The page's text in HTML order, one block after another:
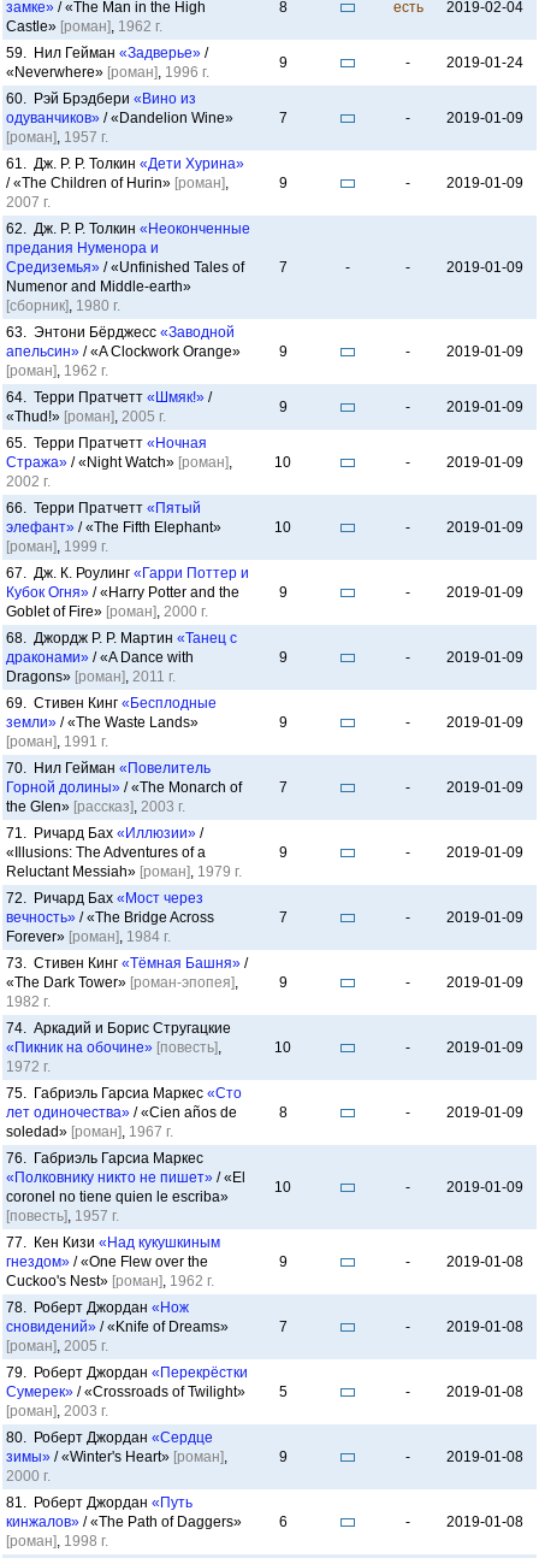
замке» / «The Man in the High
Castle» [роман], 1962 г.
8 есть 2019-02-04
59. Нил Гейман «Задверье» /
«Neverwhere» [роман], 1996 г.
9 - 2019-01-24
60. Рэй Брэдбери «Вино из
одуванчиков» / «Dandelion Wine»
[роман], 1957 г.
7 - 2019-01-09
61. Дж. Р. Р. Толкин «Дети Хурина»
/ «The Children of Hurin» [роман],
2007 г.
9 - 2019-01-09
62. Дж. Р. Р. Толкин «Неоконченные
предания Нуменора и
Средиземья» / «Unfinished Tales of
Numenor and Middle-earth»
[сборник], 1980 г.
7 - - 2019-01-09
63. Энтони Бёрджесс «Заводной
апельсин» / «A Clockwork Orange»
[роман], 1962 г.
9 - 2019-01-09
64. Терри Пратчетт «Шмяк!» /
«Thud!» [роман], 2005 г.
9 - 2019-01-09
65. Терри Пратчетт «Ночная
Стража» / «Night Watch» [роман],
2002 г.
10 - 2019-01-09
66. Терри Пратчетт «Пятый
элефант» / «The Fifth Elephant»
[роман], 1999 г.
10 - 2019-01-09
67. Дж. К. Роулинг «Гарри Поттер и
Кубок Огня» / «Harry Potter and the
Goblet of Fire» [роман], 2000 г.
9 - 2019-01-09
68. Джордж Р. Р. Мартин «Танец с
драконами» / «A Dance with
Dragons» [роман], 2011 г.
9 - 2019-01-09
69. Стивен Кинг «Бесплодные
земли» / «The Waste Lands»
[роман], 1991 г.
9 - 2019-01-09
70. Нил Гейман «Повелитель
Горной долины» / «The Monarch of
the Glen» [рассказ], 2003 г.
7 - 2019-01-09
71. Ричард Бах «Иллюзии» /
«Illusions: The Adventures of a
Reluctant Messiah» [роман], 1979 г.
9 - 2019-01-09
72. Ричард Бах «Мост через
вечность» / «The Bridge Across
Forever» [роман], 1984 г.
7 - 2019-01-09
73. Стивен Кинг «Тёмная Башня» /
«The Dark Tower» [роман-эпопея],
1982 г.
9 - 2019-01-09
74. Аркадий и Борис Стругацкие
«Пикник на обочине» [повесть],
1972 г.
10 - 2019-01-09
75. Габриэль Гарсиа Маркес «Сто
лет одиночества» / «Cien años de
soledad» [роман], 1967 г.
8 - 2019-01-09
76. Габриэль Гарсиа Маркес
«Полковнику никто не пишет» / «El
coronel no tiene quien le escriba»
[повесть], 1957 г.
10 - 2019-01-09
77. Кен Кизи «Над кукушкиным
гнездом» / «One Flew over the
Cuckoo's Nest» [роман], 1962 г.
9 - 2019-01-08
78. Роберт Джордан «Нож
сновидений» / «Knife of Dreams»
[роман], 2005 г.
7 - 2019-01-08
79. Роберт Джордан «Перекрёстки
Сумерек» / «Crossroads of Twilight»
[роман], 2003 г.
5 - 2019-01-08
80. Роберт Джордан «Сердце
зимы» / «Winter's Heart» [роман],
2000 г.
9 - 2019-01-08
81. Роберт Джордан «Путь
кинжалов» / «The Path of Daggers»
[роман], 1998 г.
6 - 2019-01-08